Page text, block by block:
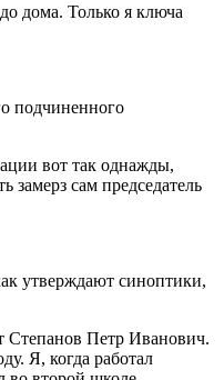
дома. Только я ключа
подчиненного
вот так однажды,
замерз сам председатель
утверждают синоптики,
Степанов Петр Иванович.
Я, когда работал